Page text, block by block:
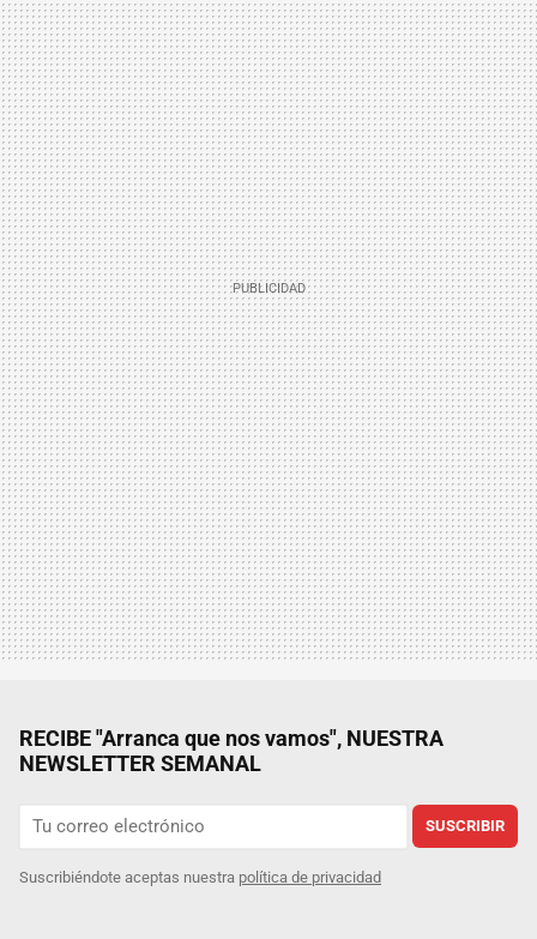
RECIBE "Arranca que nos vamos", NUESTRA
NEWSLETTER SEMANAL
SUSCRIBIR
Suscribiéndote aceptas nuestra política de privacidad